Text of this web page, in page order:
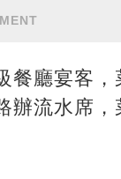
廳宴客
流水席，